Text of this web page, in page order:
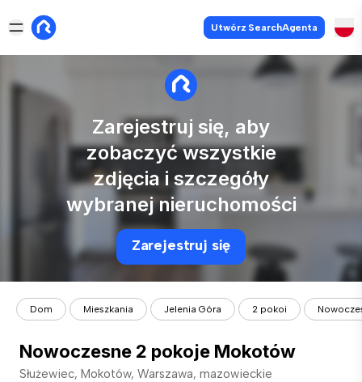
Utwórz SearchAgenta
Zarejestruj się, aby
zobaczyć wszystkie
zdjęcia i szczegóły
wybranej nieruchomości
Zarejestruj się
Dom Mieszkania Jelenia Góra 2 pokoi
Nowoczesne 2 pokoje Mokotów
Służewiec, Mokotów, Warszawa, mazowieckie